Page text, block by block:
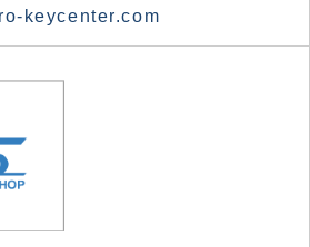
keycenter.com